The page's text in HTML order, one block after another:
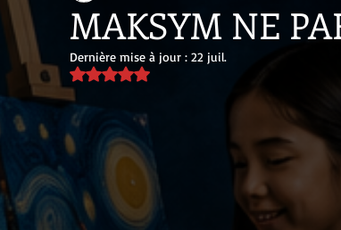
MAKSYM NE
Dernière mise à jour : 22 juil.
Noté NaN étoiles sur 5.